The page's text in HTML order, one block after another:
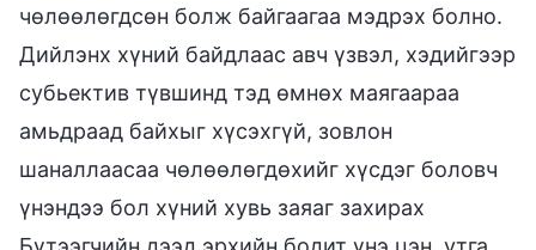
чөлөөлөгдсөн болж байгаагаа мэдрэх болно.
Дийлэнх хүний байдлаас авч үзвэл, хэдийгээр
субьектив түвшинд тэд өмнөх маягаараа
амьдраад байхыг хүсэхгүй, зовлон
шаналлаасаа чөлөөлөгдөхийг хүсдэг боловч
үнэндээ бол хүний хувь заяаг захирах